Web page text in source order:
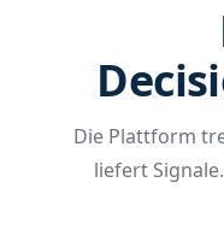
Die Plattform
liefert